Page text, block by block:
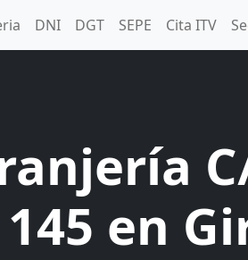
DNI DGT SEPE Cita ITV
en